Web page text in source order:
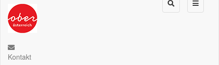
Kontakt